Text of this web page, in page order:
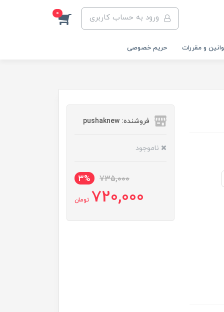
ورود به حساب کاربری 0
و مقررات حریم خصوصی
فروشنده: pushaknew
ناموجود
735,000
3%
720,000 تومان